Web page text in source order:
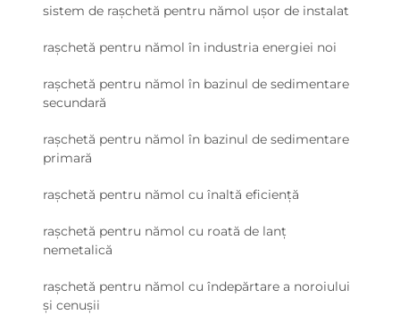
sistem de rașchetă pentru nămol ușor de instalat
rașchetă pentru nămol în industria energiei noi
rașchetă pentru nămol în bazinul de sedimentare
secundară
rașchetă pentru nămol în bazinul de sedimentare
primară
rașchetă pentru nămol cu înaltă eficiență
rașchetă pentru nămol cu roată de lanț
nemetalică
rașchetă pentru nămol cu îndepărtare a noroiului
și cenușii